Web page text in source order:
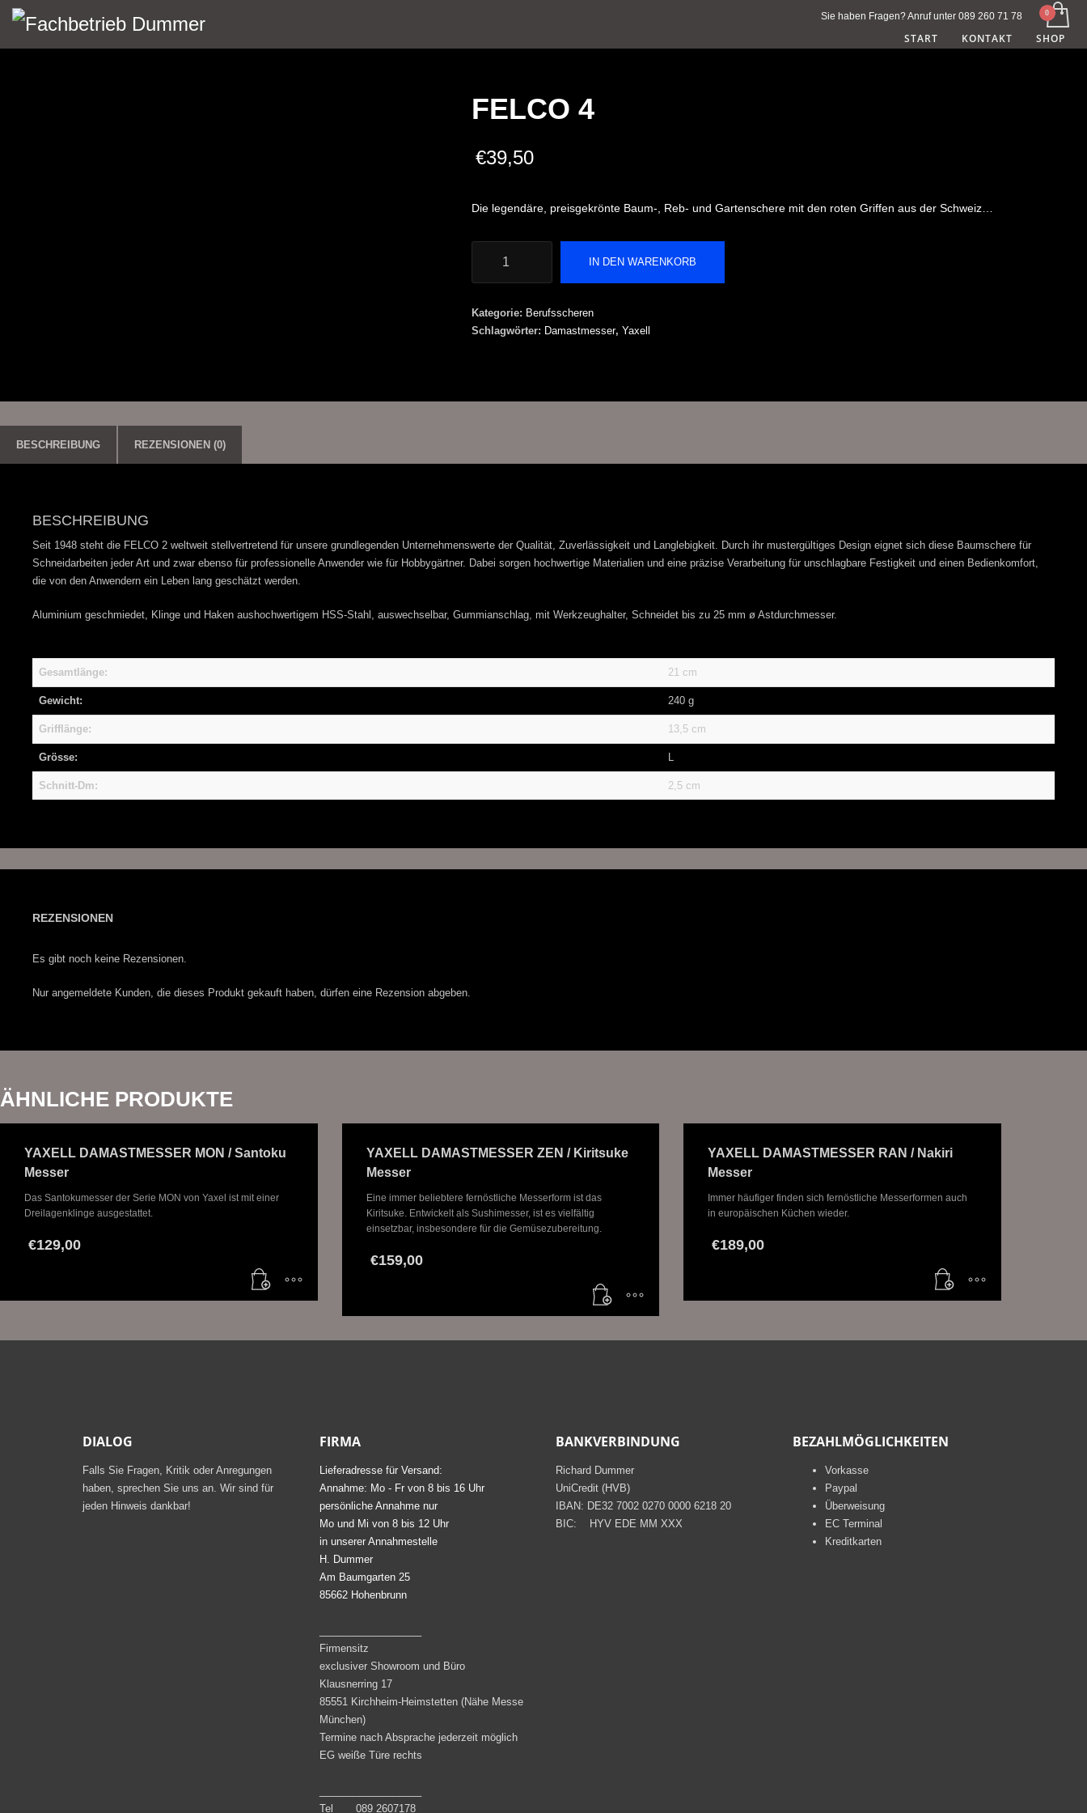
Sie haben Fragen? Anruf unter 089 260 71 78
START KONTAKT SHOP
FELCO 4
€39,50
Die legendäre, preisgekrönte Baum-, Reb- und Gartenschere mit den roten Griffen aus der Schweiz…
Menge
IN DEN WARENKORB
Kategorie: Berufsscheren
Schlagwörter: Damastmesser,Yaxell
BESCHREIBUNG REZENSIONEN (0)
BESCHREIBUNG
Seit 1948 steht die FELCO 2 weltweit stellvertretend für unsere grundlegenden Unternehmenswerte der Qualität, Zuverlässigkeit und Langlebigkeit. Durch ihr mustergültiges Design eignet sich diese Baumschere für
Schneidarbeiten jeder Art und zwar ebenso für professionelle Anwender wie für Hobbygärtner. Dabei sorgen hochwertige Materialien und eine präzise Verarbeitung für unschlagbare Festigkeit und einen Bedienkomfort,
die von den Anwendern ein Leben lang geschätzt werden.
Aluminium geschmiedet, Klinge und Haken aushochwertigem HSS-Stahl, auswechselbar, Gummianschlag, mit Werkzeughalter, Schneidet bis zu 25 mm ø Astdurchmesser.
Gesamtlänge: 21 cm
Gewicht: 240 g
Grifflänge: 13,5 cm
Grösse: L
Schnitt-Dm: 2,5 cm
REZENSIONEN
Es gibt noch keine Rezensionen.
Nur angemeldete Kunden, die dieses Produkt gekauft haben, dürfen eine Rezension abgeben.
ÄHNLICHE PRODUKTE
YAXELL DAMASTMESSER MON / Santoku
Messer
Das Santokumesser der Serie MON von Yaxel ist mit einer
Dreilagenklinge ausgestattet.
€129,00
YAXELL DAMASTMESSER ZEN / Kiritsuke
Messer
Eine immer beliebtere fernöstliche Messerform ist das
Kiritsuke. Entwickelt als Sushimesser, ist es vielfältig
einsetzbar, insbesondere für die Gemüsezubereitung.
€159,00
YAXELL DAMASTMESSER RAN / Nakiri
Messer
Immer häufiger finden sich fernöstliche Messerformen auch
in europäischen Küchen wieder.
€189,00
DIALOG
Falls Sie Fragen, Kritik oder Anregungen
haben, sprechen Sie uns an. Wir sind für
jeden Hinweis dankbar!
FIRMA
Lieferadresse für Versand:
Annahme: Mo - Fr von 8 bis 16 Uhr
persönliche Annahme nur
Mo und Mi von 8 bis 12 Uhr
in unserer Annahmestelle
H. Dummer
Am Baumgarten 25
85662 Hohenbrunn
Firmensitz
exclusiver Showroom und Büro
Klausnerring 17
85551 Kirchheim-Heimstetten (Nähe Messe
München)
Termine nach Absprache jederzeit möglich
EG weiße Türe rechts
Tel 089 2607178
BANKVERBINDUNG
Richard Dummer
UniCredit (HVB)
IBAN: DE32 7002 0270 0000 6218 20
BIC: HYV EDE MM XXX
BEZAHLMÖGLICHKEITEN
Vorkasse
Paypal
Überweisung
EC Terminal
Kreditkarten